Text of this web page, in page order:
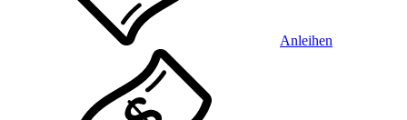
Anleihen